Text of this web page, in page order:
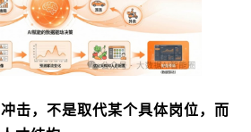
击，不是取代某个具体岗位，而